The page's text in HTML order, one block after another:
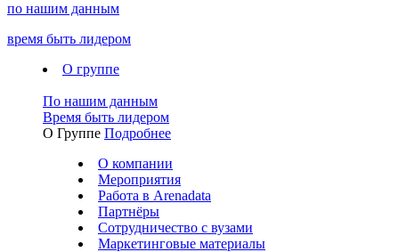
по нашим данным
время быть лидером
О группе
По нашим данным
Время быть лидером
О Группе Подробнее
О компании
Мероприятия
Работа в Arenadata
Партнёры
Сотрудничество с вузами
Маркетинговые материалы